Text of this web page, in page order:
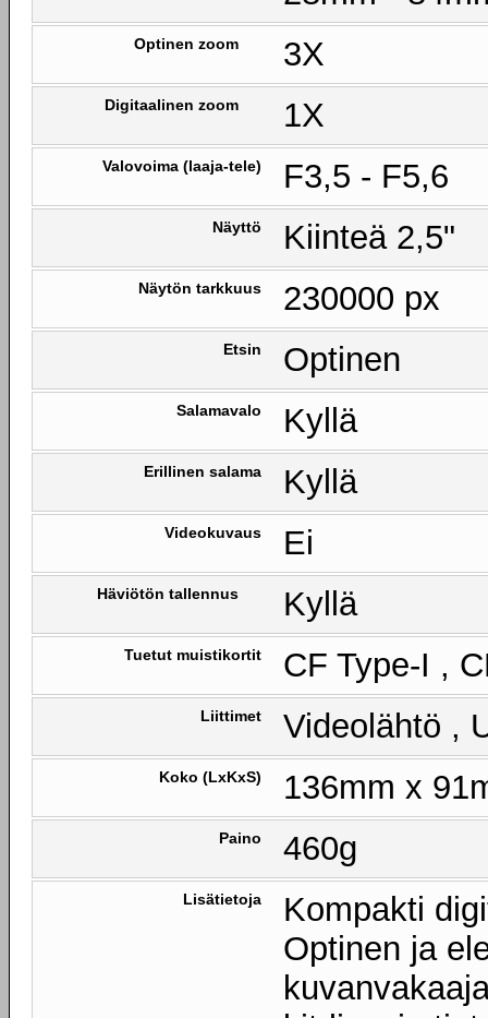
Optinen zoom 3X
Digitaalinen zoom 1X
Valovoima (laaja-tele) F3,5 - F5,6
Näyttö Kiinteä 2,5"
Näytön tarkkuus 230000 px
Etsin Optinen
Salamavalo Kyllä
Erillinen salama Kyllä
Videokuvaus Ei
Häviötön tallennus Kyllä
Tuetut muistikortit CF Type-I ,
Liittimet Videolähtö ,
Koko (LxKxS) 136mm x
Paino 460g
Lisätietoja
Kompakti
Optinen ja